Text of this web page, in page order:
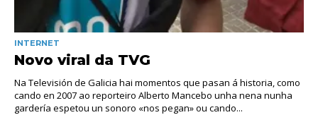
INTERNET
Novo viral da TVG
Na Televisión de Galicia hai momentos que pasan á historia, como
cando en 2007 ao reporteiro Alberto Mancebo unha nena nunha
gardería espetou un sonoro «nos pegan» ou cando...